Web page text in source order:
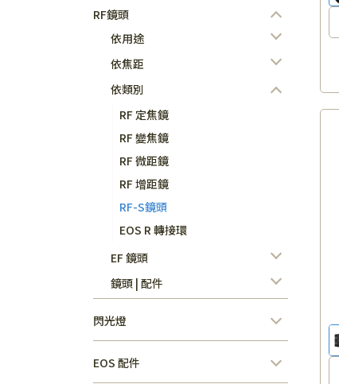
RF鏡頭
依用途
依焦距
依類別
RF 定焦鏡
RF 變焦鏡
RF 微距鏡
RF 增距鏡
RF-S鏡頭
EOS R 轉接環
EF 鏡頭
鏡頭 | 配件
閃光燈
EOS 配件